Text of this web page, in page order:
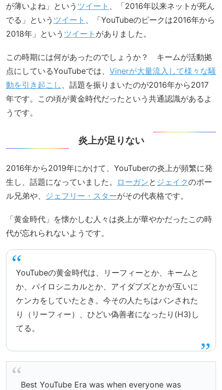
が薄いよね」という ツイート
、「2016年以来ネットが死ん
でる」という ツイート
、「YouTubeのピークは2016年から
2018年」という ツイート がありました。
この時期には何があったのでしょうか？ キームが活動拠
点にしているYouTubeでは、 Vinerが大量流入して様々な騒
動を引き起こし 、話題を振りまいたのが2016年から2017
年です。この頃が黄金時代だったという共通認識があるよ
うです。
炎上が足りない
2016年から2019年にかけて、YouTuberの炎上が頻繁に発
生し、話題になっていました。
ローガンと ジェイクのポー
ル兄弟や、 ジェフリー・スターがその代表格です。
「黄金時代」を懐かしむ人々は炎上が華やかだったこの時
代が忘れられないようです。
YouTubeの黄金時代は、リーフィーとか、キームと
か、パイロシニカルとか、アイダブズとかが互いに
ケンカをしていたとき。今その人たちはバンされた
り（リーフィー）、ひどい偽善者になったり(H3)し
てる。
Best YouTube Era was when everyone was